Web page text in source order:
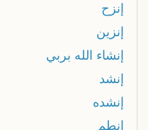
إنزح
إنزين
إنشاء الله بربي
إنشد
إنشده
إنطم